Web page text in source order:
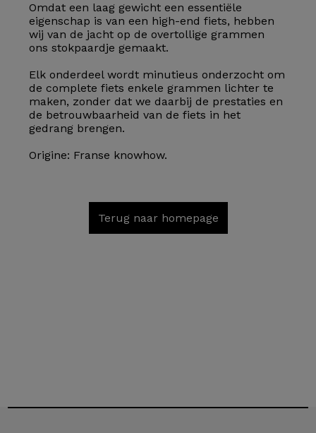
Omdat een laag gewicht een essentiële
eigenschap is van een high-end fiets, hebben
wij van de jacht op de overtollige grammen
ons stokpaardje gemaakt.
Elk onderdeel wordt minutieus onderzocht om
de complete fiets enkele grammen lichter te
maken, zonder dat we daarbij de prestaties en
de betrouwbaarheid van de fiets in het
gedrang brengen.
Origine: Franse knowhow.
Terug naar homepage